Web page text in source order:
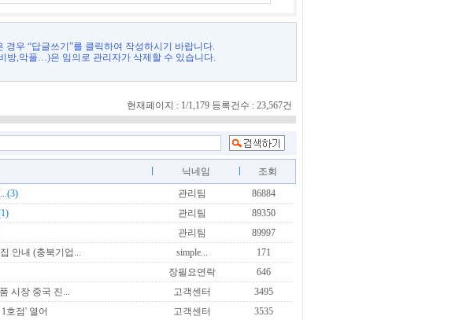
경우 “답글쓰기”를 클릭하여 작성하시기 바랍니다.
방,악플…)은 임의로 관리자가 삭제할 수 있습니다.
현재페이지 : 1/1,179 등록건수 : 23,567건
닉네임
조회
...(3) 관리팀
86884
관리팀
89350
관리팀
89997
안내 (충북기업... simple...
171
장필요연락
646
시장 중국 진... 고객센터
3495
호점' 열어 고객센터 3535